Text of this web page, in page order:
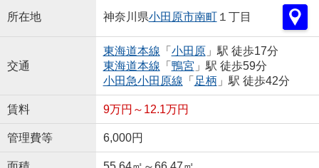
所在地 神奈川県小田原市南町１丁目
交通
東海道本線 「 小田原」駅 徒歩17分
東海道本線 「 鴨宮 」駅 徒歩59分
小田急小田原線 「 足柄 」駅 徒歩42分
賃料 9万円～12.1万円
管理費等 6,000円